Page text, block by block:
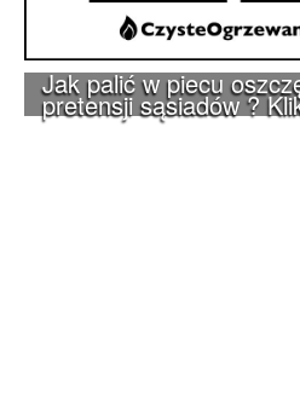
Jak palić w piecu
pretensji sąsiadów ?